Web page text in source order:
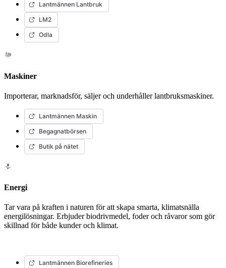
Lantmännen Lantbruk
LM2
Odla
Maskiner
Importerar, marknadsför, säljer och underhåller lantbruksmaskiner.
Lantmännen Maskin
Begagnatbörsen
Butik på nätet
Energi
Tar vara på kraften i naturen för att skapa smarta, klimatsnälla
energilösningar. Erbjuder biodrivmedel, foder och råvaror som gör
skillnad för både kunder och klimat.
Lantmännen Biorefineries